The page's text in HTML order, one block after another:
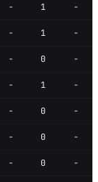
- 1 -
- 1 -
- 0 -
- 1 -
- 0 -
- 0 -
- 0 -